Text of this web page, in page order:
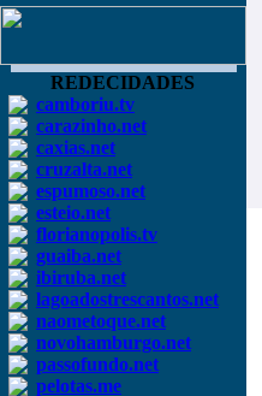
REDECIDADES
camboriu.tv
carazinho.net
caxias.net
cruzalta.net
espumoso.net
esteio.net
florianopolis.tv
guaiba.net
ibiruba.net
lagoadostrescantos.net
naometoque.net
novohamburgo.net
passofundo.net
pelotas.me